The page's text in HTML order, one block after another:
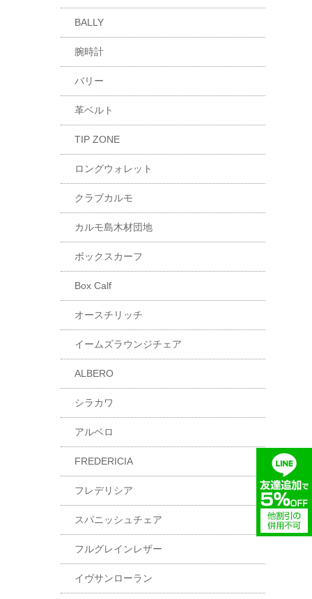
BALLY
腕時計
バリー
革ベルト
TIP ZONE
ロングウォレット
クラブカルモ
カルモ島木材団地
ボックスカーフ
Box Calf
オースチリッチ
イームズラウンジチェア
ALBERO
シラカワ
アルベロ
FREDERICIA
フレデリシア
スパニッシュチェア
フルグレインレザー
イヴサンローラン